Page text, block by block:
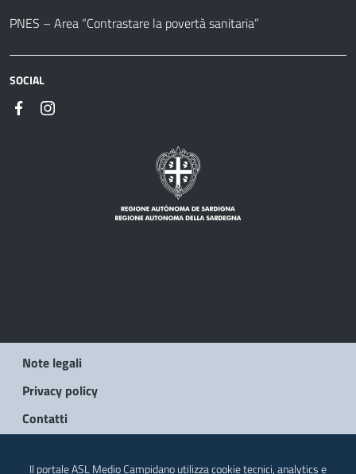
PNES – Area “Contrastare la povertà sanitaria”
SOCIAL
Note legali
Privacy policy
Contatti
Il portale ASL Medio Campidano utilizza cookie tecnici, analytics e